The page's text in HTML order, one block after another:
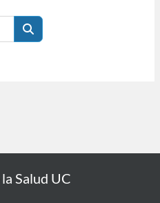
Buscar cursos
Salud UC